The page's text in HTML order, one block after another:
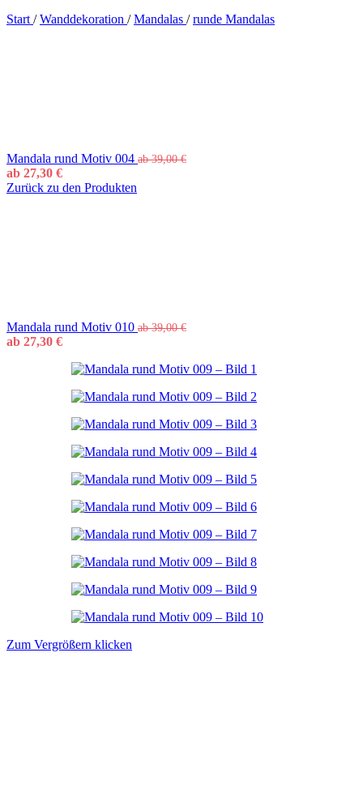
Start / Wanddekoration / Mandalas / runde Mandalas
Mandala rund Motiv 004 ab39,00€
ab 27,30 €
Zurück zu den Produkten
Mandala rund Motiv 010 ab39,00€
ab 27,30 €
Zum Vergrößern klicken